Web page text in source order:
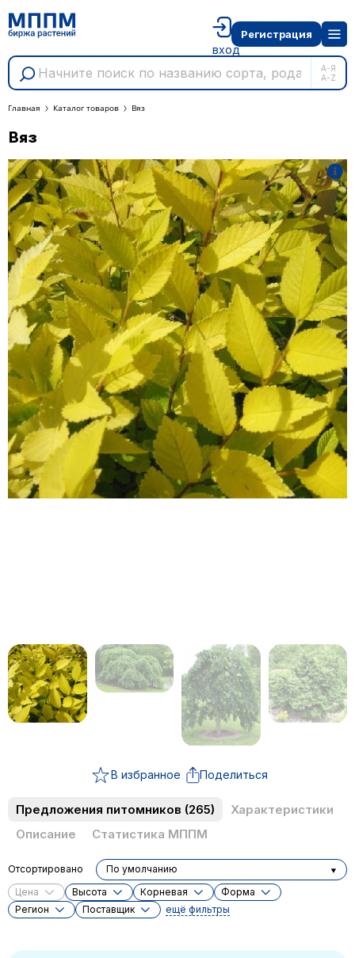
А-Я
A-Z
вход
Регистрация
Главная Каталог товаров Вяз
Вяз
В избранное Поделиться
Предложения питомников (265)
Характеристики
Описание
Статистика МППМ
Цена Высота Корневая
Форма
Регион
Поставщик ещё фильтры
Отсортировано По умолчанию